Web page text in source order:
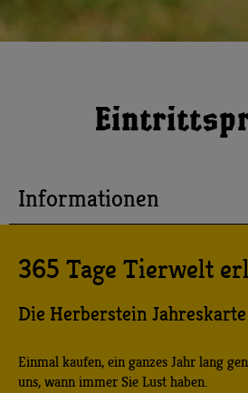
Informationen
365 Tage Tierwelt
Die Herberstein Jahreskarte
Einmal kaufen, ein ganzes Jahr lang
uns, wann immer Sie Lust haben.